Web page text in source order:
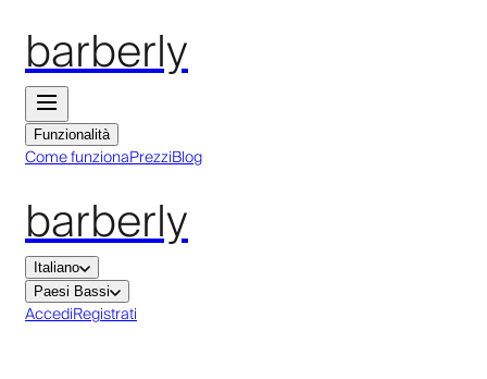
barberly
Funzionalità
Come funzionaPrezziBlog
barberly
Italiano
Paesi Bassi
AccediRegistrati